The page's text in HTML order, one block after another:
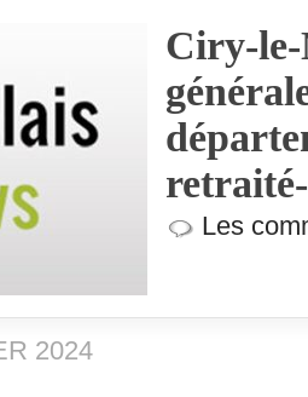
Ciry-le-
Les
2024